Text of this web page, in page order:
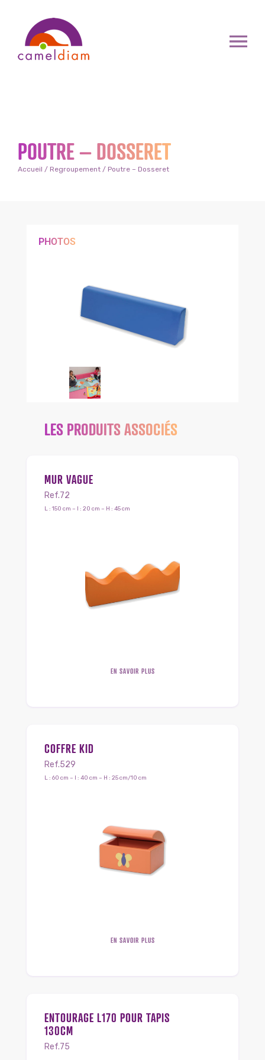
POUTRE – DOSSERET
Accueil / Regroupement / Poutre – Dosseret
PHOTOS
LES PRODUITS ASSOCIÉS
MUR VAGUE
Ref.72
L : 150 cm – l : 20 cm – H : 45 cm
EN SAVOIR PLUS
COFFRE KID
Ref.529
L : 60 cm – l : 40 cm – H : 25 cm/10 cm
EN SAVOIR PLUS
ENTOURAGE L170 POUR TAPIS
130CM
Ref.75